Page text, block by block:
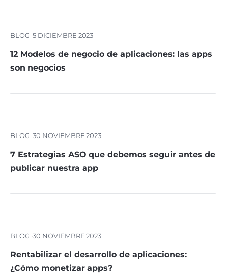
BLOG ·5 DICIEMBRE 2023
12 Modelos de negocio de aplicaciones: las apps
son negocios
BLOG ·30 NOVIEMBRE 2023
7 Estrategias ASO que debemos seguir antes de
publicar nuestra app
BLOG ·30 NOVIEMBRE 2023
Rentabilizar el desarrollo de aplicaciones:
¿Cómo monetizar apps?